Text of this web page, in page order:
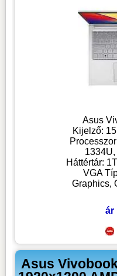
Asus
Kijelző:
Háttértár:
VGA
Graphics,
ár
Asus